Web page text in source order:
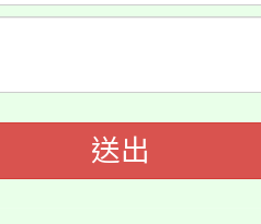
教育專業人
送出